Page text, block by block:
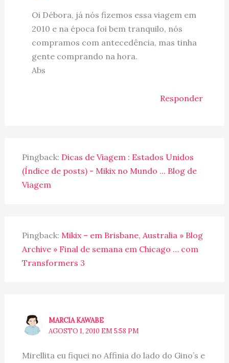
Oi Débora, já nós fizemos essa viagem em
2010 e na época foi bem tranquilo, nós
compramos com antecedência, mas tinha
gente comprando na hora.
Abs
Responder
Pingback: Dicas de Viagem : Estados Unidos
(Índice de posts) - Mikix no Mundo ... Blog de
Viagem
Pingback: Mikix – em Brisbane, Australia » Blog
Archive » Final de semana em Chicago … com
Transformers 3
MARCIA KAWABE
AGOSTO 1, 2010 EM 5:58 PM
Mirellita eu fiquei no Affinia do lado do Gino’s e